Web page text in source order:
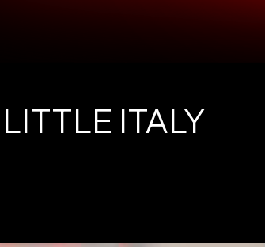
LITTLE ITALY